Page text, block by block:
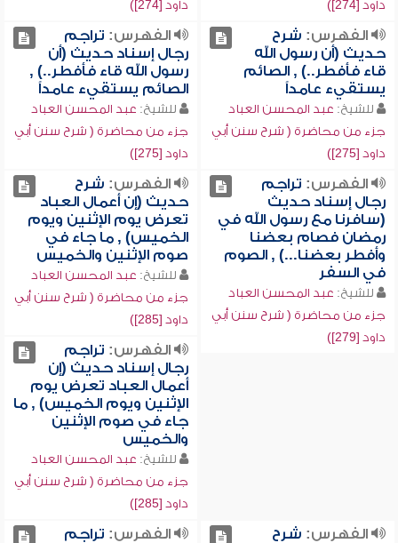
داود [274])
داود [274])
الفهرس: شرح
حديث (أن رسول الله
قاء فأفطر..) , الصائم
يستقيء عامداً
للشيخ: عبد المحسن العباد
جزء من محاضرة ( شرح سنن أبي
داود [275])
الفهرس: تراجم
رجال إسناد حديث (أن
رسول الله قاء فأفطر..) ,
الصائم يستقيء عامداً
للشيخ: عبد المحسن العباد
جزء من محاضرة ( شرح سنن أبي
داود [275])
الفهرس: تراجم
رجال إسناد حديث
(سافرنا مع رسول الله في
رمضان فصام بعضنا
وأفطر بعضنا...) , الصوم
في السفر
للشيخ: عبد المحسن العباد
جزء من محاضرة ( شرح سنن أبي
داود [279])
الفهرس: شرح
حديث (إن أعمال العباد
تعرض يوم الإثنين ويوم
الخميس) , ما جاء في
صوم الإثنين والخميس
للشيخ: عبد المحسن العباد
جزء من محاضرة ( شرح سنن أبي
داود [285])
الفهرس: تراجم
رجال إسناد حديث (إن
أعمال العباد تعرض يوم
الإثنين ويوم الخميس) , ما
جاء في صوم الإثنين
والخميس
للشيخ: عبد المحسن العباد
جزء من محاضرة ( شرح سنن أبي
داود [285])
الفهرس: شرح
الفهرس: تراجم